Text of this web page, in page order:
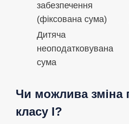
забезпечення
(фіксована сума)
Дитяча
неоподатковувана
сума
Чи можлива зміна
класу I?